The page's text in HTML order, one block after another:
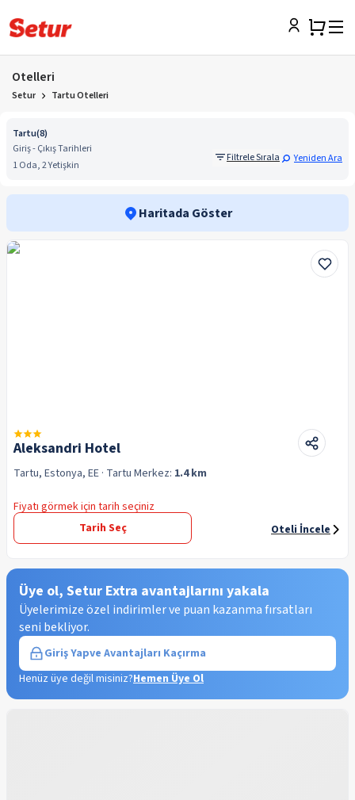
Otelleri
Setur Tartu Otelleri
Tartu(8)
Giriş - Çıkış Tarihleri
1 Oda, 2 Yetişkin
Filtrele Sırala Yeniden Ara
Haritada Göster
Aleksandri Hotel
Tartu, Estonya, EE · Tartu Merkez: 1.4 km
Fiyatı görmek için tarih seçiniz
Tarih Seç
Oteli İncele
Üye ol, Setur Extra avantajlarını yakala
Üyelerimize özel indirimler ve puan kazanma fırsatları
seni bekliyor.
Giriş Yapve Avantajları Kaçırma
Henüz üye değil misiniz?Hemen Üye Ol